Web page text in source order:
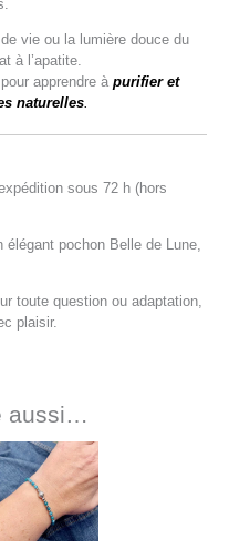
vie ou la lumière douce du
à l’apatite.
apprendre àpurifier et
naturelles.
sous 72 h (hors
élégant pochon Belle de Lune,
toute question ou adaptation,
plaisir.
aussi…